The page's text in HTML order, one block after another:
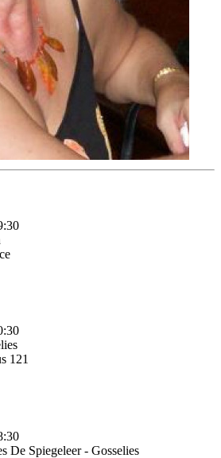
121
De Spiegeleer - Gosselies